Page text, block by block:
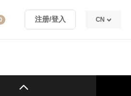
CN
TW
注册/登入